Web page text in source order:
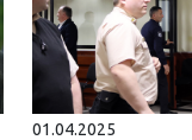
01.04.2025